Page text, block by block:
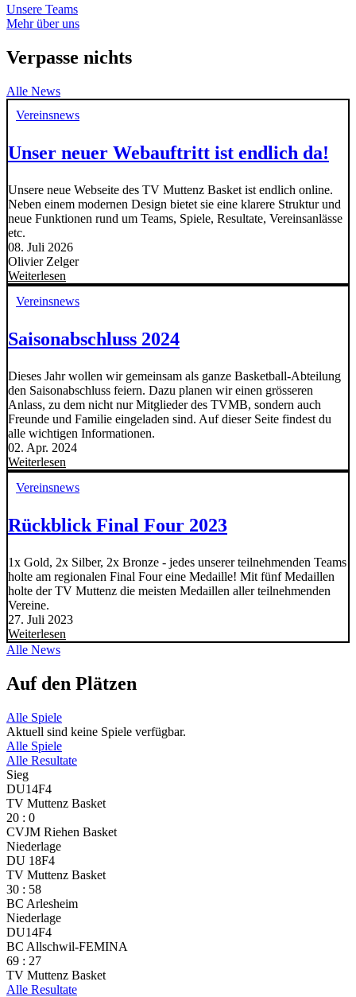
Unsere Teams
Mehr über uns
Verpasse nichts
Alle News
Vereinsnews
Unser neuer Webauftritt ist endlich da!
Unsere neue Webseite des TV Muttenz Basket ist endlich online.
Neben einem modernen Design bietet sie eine klarere Struktur und
neue Funktionen rund um Teams, Spiele, Resultate, Vereinsanlässe
etc.
08. Juli 2026
Olivier Zelger
Weiterlesen
Vereinsnews
Saisonabschluss 2024
Dieses Jahr wollen wir gemeinsam als ganze Basketball-Abteilung
den Saisonabschluss feiern. Dazu planen wir einen grösseren
Anlass, zu dem nicht nur Mitglieder des TVMB, sondern auch
Freunde und Familie eingeladen sind. Auf dieser Seite findest du
alle wichtigen Informationen.
02. Apr. 2024
Weiterlesen
Vereinsnews
Rückblick Final Four 2023
1x Gold, 2x Silber, 2x Bronze - jedes unserer teilnehmenden Teams
holte am regionalen Final Four eine Medaille! Mit fünf Medaillen
holte der TV Muttenz die meisten Medaillen aller teilnehmenden
Vereine.
27. Juli 2023
Weiterlesen
Alle News
Auf den Plätzen
Alle Spiele
Aktuell sind keine Spiele verfügbar.
Alle Spiele
Alle Resultate
Sieg
DU14F4
TV Muttenz Basket
20 : 0
CVJM Riehen Basket
Niederlage
DU 18F4
TV Muttenz Basket
30 : 58
BC Arlesheim
Niederlage
DU14F4
BC Allschwil-FEMINA
69 : 27
TV Muttenz Basket
Alle Resultate